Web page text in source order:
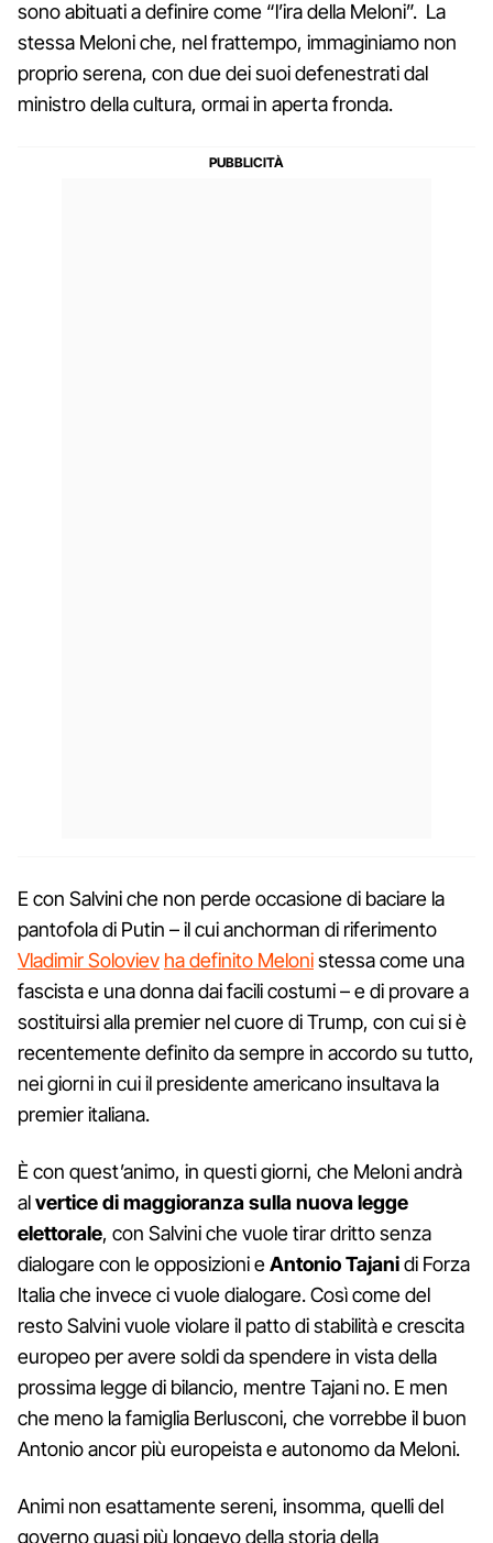
sono abituati a definire come “l’ira della Meloni”. La
stessa Meloni che, nel frattempo, immaginiamo non
proprio serena, con due dei suoi defenestrati dal
ministro della cultura, ormai in aperta fronda.
E con Salvini che non perde occasione di baciare la
pantofola di Putin – il cui anchorman di riferimento
Vladimir Soloviev ha definito Melonistessa come una
fascista e una donna dai facili costumi – e di provare a
sostituirsi alla premier nel cuore di Trump, con cui si è
recentemente definito da sempre in accordo su tutto,
nei giorni in cui il presidente americano insultava la
premier italiana.
È con quest’animo, in questi giorni, che Meloni andrà
alvertice di maggioranza sulla nuova legge
elettorale, con Salvini che vuole tirar dritto senza
dialogare con le opposizioni eAntonio Tajanidi Forza
Italia che invece ci vuole dialogare. Così come del
resto Salvini vuole violare il patto di stabilità e crescita
europeo per avere soldi da spendere in vista della
prossima legge di bilancio, mentre Tajani no. E men
che meno la famiglia Berlusconi, che vorrebbe il buon
Antonio ancor più europeista e autonomo da Meloni.
Animi non esattamente sereni, insomma, quelli del
governo quasi più longevo della storia della